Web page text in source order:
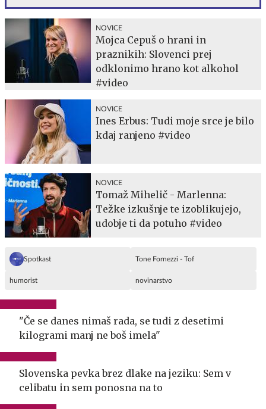
NOVICE
Mojca Cepuš o hrani in
praznikih: Slovenci prej
odklonimo hrano kot alkohol
#video
NOVICE
Ines Erbus: Tudi moje srce je bilo
kdaj ranjeno #video
NOVICE
Tomaž Mihelič - Marlenna:
Težke izkušnje te izoblikujejo,
udobje ti da potuho #video
Spotkast Tone Fornezzi - Tof
humorist novinarstvo
"Če se danes nimaš rada, se tudi z desetimi
kilogrami manj ne boš imela"
Slovenska pevka brez dlake na jeziku: Sem v
celibatu in sem ponosna na to